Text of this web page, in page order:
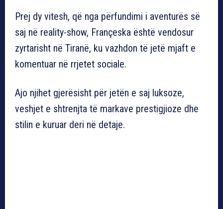
Prej dy vitesh, që nga përfundimi i aventurës së
saj në reality-show, Françeska është vendosur
zyrtarisht në Tiranë, ku vazhdon të jetë mjaft e
komentuar në rrjetet sociale.
Ajo njihet gjerësisht për jetën e saj luksoze,
veshjet e shtrenjta të markave prestigjioze dhe
stilin e kuruar deri në detaje.